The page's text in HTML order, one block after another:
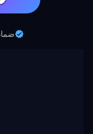
ضمان